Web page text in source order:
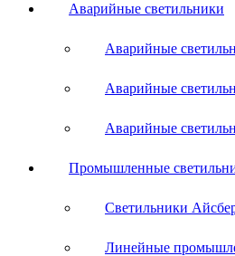
Аварийные светильники
Аварийные
Аварийные
Аварийные
Промышленные
Светильники
Линейные